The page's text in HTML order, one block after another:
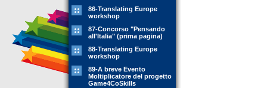
86-Translating Europe
workshop
87-Concorso "Pensando
all'Italia" (prima pagina)
88-Translating Europe
workshop
89-A breve Evento
Moltiplicatore del progetto
Game4CoSkills